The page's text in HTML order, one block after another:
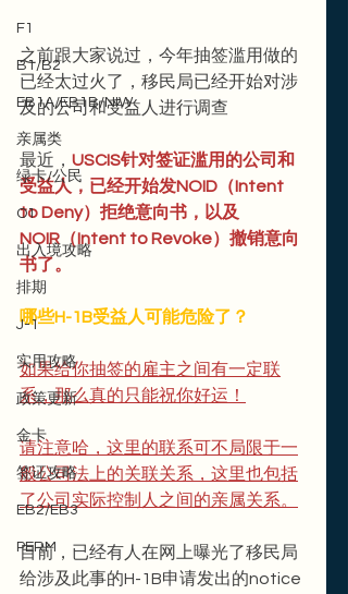
F1
B1/B2
EB1A/EB1B/NIW
亲属类
绿卡/公民
O1
出入境攻略
排期
J-1
实用攻略
政策更新
金卡
签证攻略
EB2/EB3
PERM
之前跟大家说过，今年抽签滥用做的
已经太过火了，移民局已经开始对涉
及的公司和受益人进行调查
最近， USCIS针对签证滥用的公司和
受益人，已经开始发NOID（Intent
to Deny）拒绝意向书，以及
NOIR（Intent to Revoke）撤销意向
书了。
哪些H-1B受益人可能危险了？
如果给你抽签的雇主之间有一定联
系，那么真的只能祝你好运！
请注意哈，这里的联系可不局限于一
般公司法上的关联关系，这里也包括
了公司实际控制人之间的亲属关系。
目前，已经有人在网上曝光了移民局
给涉及此事的H-1B申请发出的notice